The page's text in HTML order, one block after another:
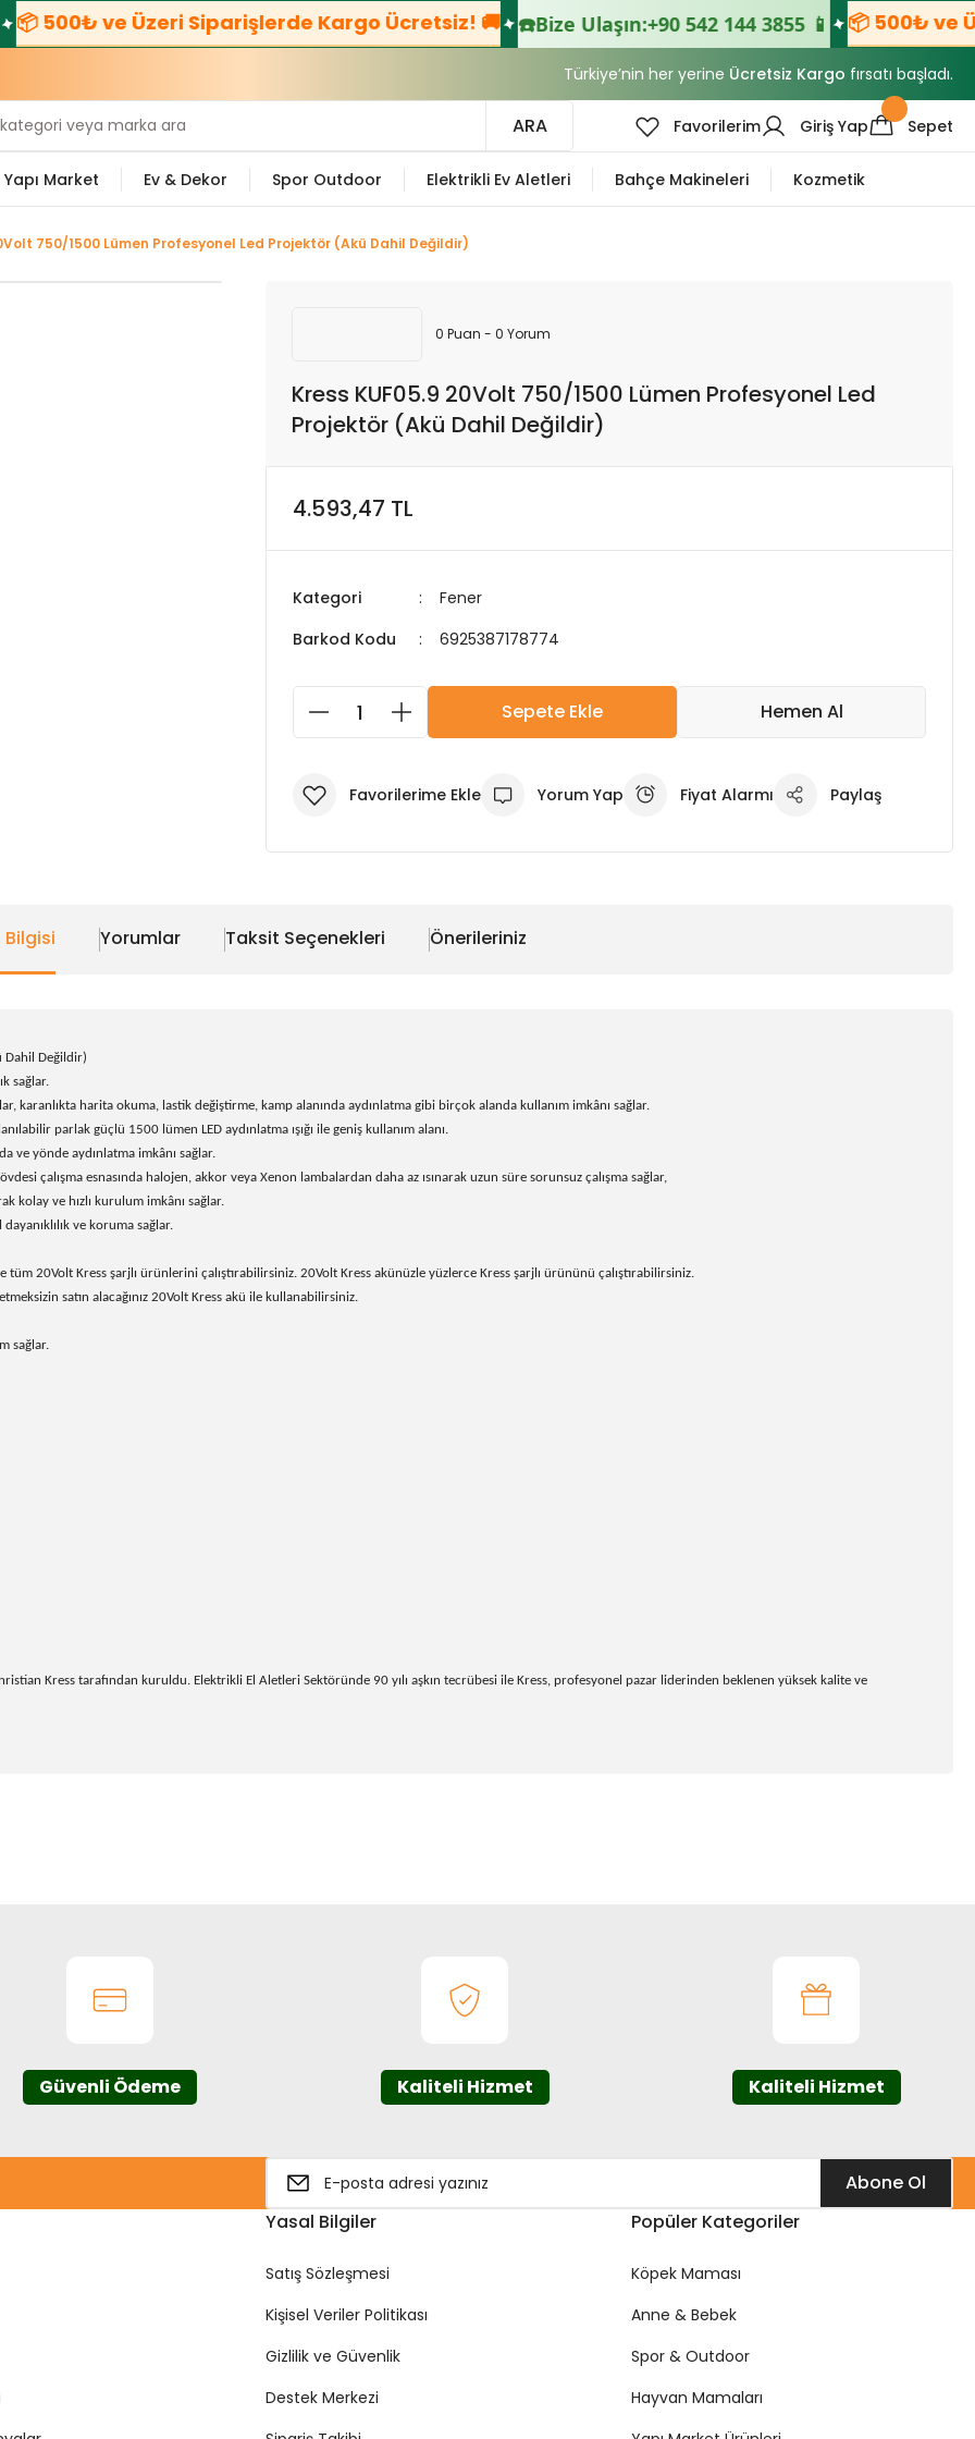
500₺ ve Üzeri Siparişlerde Kargo Ücretsiz! 🚚 ☎️Bize Ulaşın:+90 542 144 3855 📱 📦 500₺ ve
Türkiye’nin her yerine Ücretsiz Kargo fırsatı başladı.
ARA Favorilerim Giriş Yap Sepet
Yapı Market Ev & Dekor Spor Outdoor Elektrikli Ev Aletleri Bahçe Makineleri Kozmetik
750/1500 Lümen Profesyonel Led Projektör (Akü Dahil Değildir)
0 Puan - 0 Yorum
Kress KUF05.9 20Volt 750/1500 Lümen Profesyonel Led
Projektör (Akü Dahil Değildir)
4.593,47 TL
Kategori
Fener
Barkod Kodu
6925387178774
Sepete Ekle Hemen Al
Yorum Yap Fiyat Alarmı Paylaş
Bilgisi Yorumlar Taksit Seçenekleri Önerileriniz
Dahil Değildir)
sağlar.
karanlıkta harita okuma, lastik değiştirme, kamp alanında aydınlatma gibi birçok alanda kullanım imkânı sağlar.
parlak güçlü 1500 lümen LED aydınlatma ışığı ile geniş kullanım alanı.
ve yönde aydınlatma imkânı sağlar.
çalışma esnasında halojen, akkor veya Xenon lambalardan daha az ısınarak uzun süre sorunsuz çalışma sağlar,
kolay ve hızlı kurulum imkânı sağlar.
ve koruma sağlar.
tüm 20Volt Kress şarjlı ürünlerini çalıştırabilirsiniz. 20Volt Kress akünüzle yüzlerce Kress şarjlı ürününü çalıştırabilirsiniz.
satın alacağınız 20Volt Kress akü ile kullanabilirsiniz.
sağlar.
Kress tarafından kuruldu. Elektrikli El Aletleri Sektöründe 90 yılı aşkın tecrübesi ile Kress, profesyonel pazar liderinden beklenen yüksek kalite ve
Güvenli Ödeme Kaliteli Hizmet Kaliteli Hizmet
Abone Ol
Yasal Bilgiler
Satış Sözleşmesi
Kişisel Veriler Politikası
Gizlilik ve Güvenlik
Destek Merkezi
Popüler Kategoriler
Köpek Maması
Anne & Bebek
Spor & Outdoor
Hayvan Mamaları